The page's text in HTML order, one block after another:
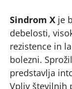
Sindrom X je
debelosti,
rezistence in
bolezni.
predstavlja
Vpliv številnih